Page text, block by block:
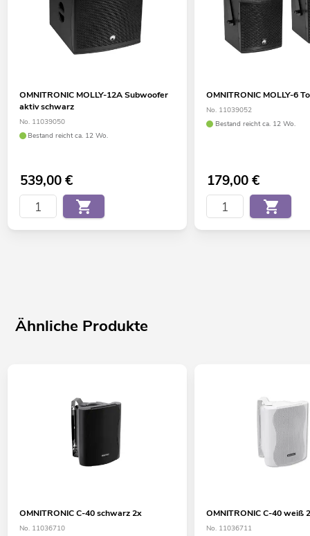
Metallgitter in schwarz mit Akustikschaumstoff
2 Stück im Set
Für Anwendungsgebiete wie zum Beispiel: Mobile DJs /
Produktpräsentationen und Vorträge
OMNITRONIC MOLLY-12A Subwoofer
aktiv schwarz
No. 11039050
Bestand reicht ca. 12 Wo.
539,00€
OMNITRONIC MOLLY-6
No. 11039052
Bestand reicht ca. 12 Wo.
179,00€
Ähnliche Produkte
OMNITRONIC C-40 schwarz 2x
No. 11036710
OMNITRONIC C-40 weiß
No. 11036711